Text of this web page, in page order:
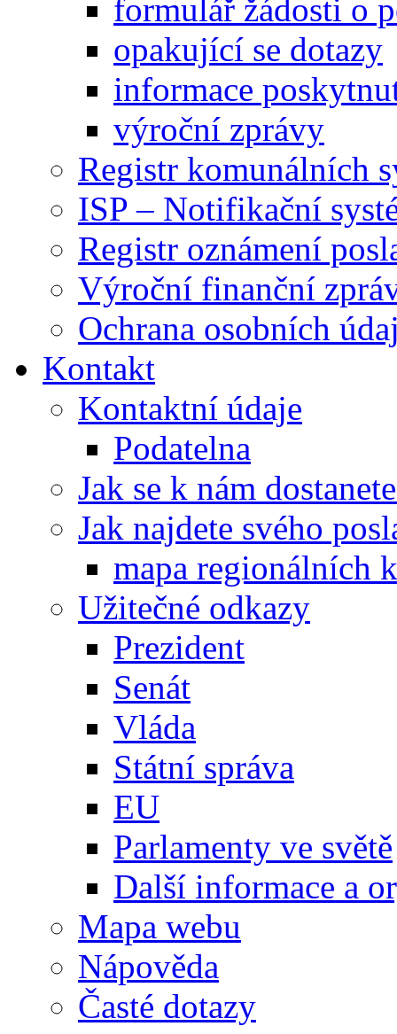
formulář žádosti o
opakující se dotazy
informace
výroční zprávy
Registr komunálních
ISP – Notifikační
Registr oznámení
Výroční finanční
Ochrana osobních
Kontakt
Kontaktní údaje
Podatelna
Jak se k nám
Jak najdete svého
mapa regionálních
Užitečné odkazy
Prezident
Senát
Vláda
Státní správa
EU
Parlamenty ve světě
Další informace a
Mapa webu
Nápověda
Časté dotazy